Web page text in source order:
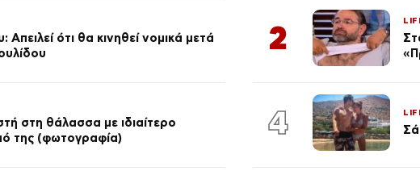
ότι θα κινηθεί νομικά μετά
2
στη θάλασσα με ιδιαίτερο
της (φωτογραφία)
4